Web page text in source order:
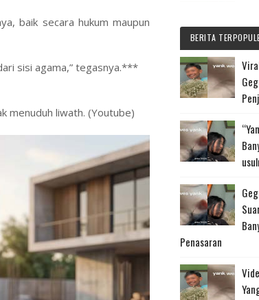
baik secara hukum maupun
sisi agama,” tegasnya.***
menuduh liwath. (Youtube)
BERITA
Penasaran